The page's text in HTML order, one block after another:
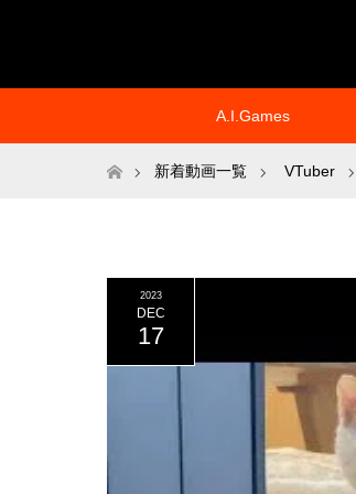
A.I.Games
ホーム新着動画一覧 VTuber
2023
DEC
17